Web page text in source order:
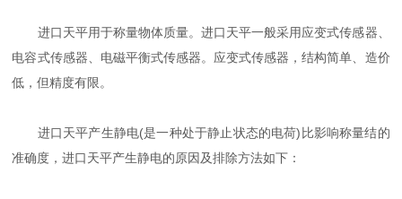
进口天平用于称量物体质量。进口天平一般采用应变式传感器、
电容式传感器、电磁平衡式传感器。应变式传感器，结构简单、造价
低，但精度有限。
进口天平产生静电(是一种处于静止状态的电荷)比影响称量结的
准确度，进口天平产生静电的原因及排除方法如下：